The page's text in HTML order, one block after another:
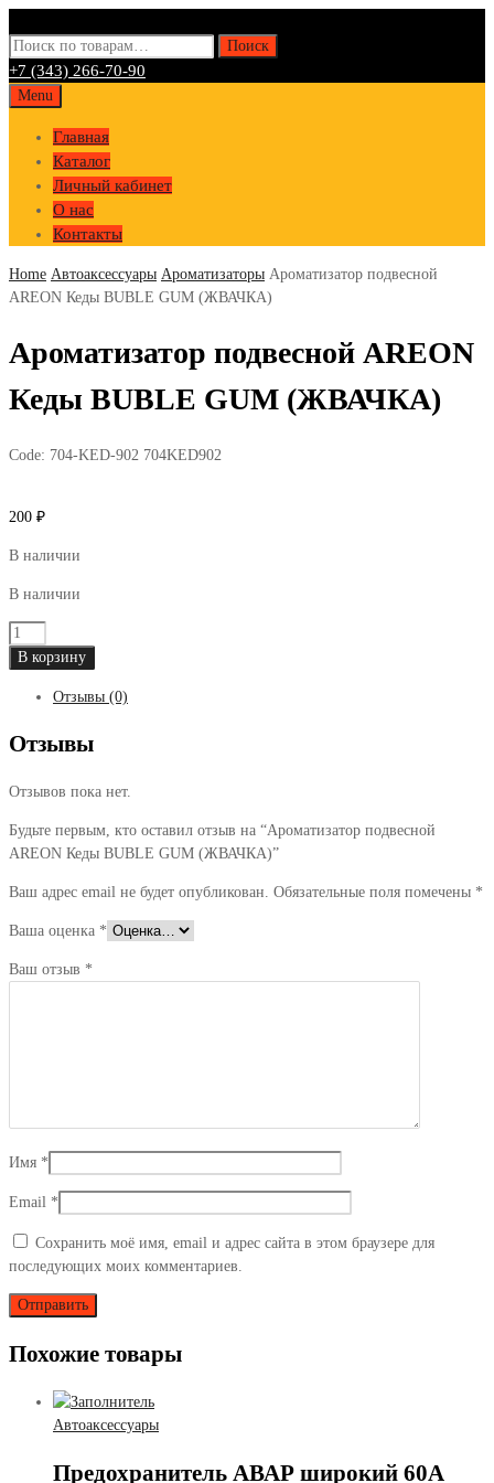
Искать: Поиск
+7 (343) 266-70-90
Skip
content
Menu
Главная
Каталог
Личный кабинет
О нас
Контакты
Home Автоаксессуары Ароматизаторы Ароматизатор подвесной
AREON Кеды BUBLE GUM (ЖВАЧКА)
Ароматизатор подвесной AREON
Кеды BUBLE GUM (ЖВАЧКА)
Code: 704-KED-902 704KED902
200 ₽
В наличии
В наличии
Количество
товара
подвесной
Кеды
GUM
В корзину
Отзывы (0)
Отзывы
Отзывов пока нет.
Будьте первым, кто оставил отзыв на “Ароматизатор подвесной
AREON Кеды BUBLE GUM (ЖВАЧКА)”
Ваш адрес email не будет опубликован. Обязательные поля помечены *
Ваша оценка *
Ваш отзыв *
Имя *
Email *
Сохранить моё имя, email и адрес сайта в этом браузере для
последующих моих комментариев.
Похожие товары
Автоаксессуары
Предохранитель АВАР широкий 60А